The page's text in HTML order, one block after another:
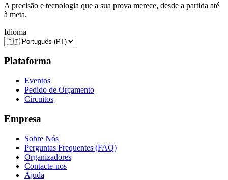
A precisão e tecnologia que a sua prova merece, desde a partida até
à meta.
Idioma
Plataforma
Eventos
Pedido de Orçamento
Circuitos
Empresa
Sobre Nós
Perguntas Frequentes (FAQ)
Organizadores
Contacte-nos
Ajuda